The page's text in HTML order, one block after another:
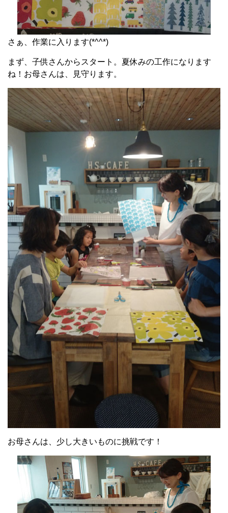
さぁ、作業に入ります(*^^*)
まず、子供さんからスタート。夏休みの工作になります
ね！お母さんは、見守ります。
お母さんは、少し大きいものに挑戦です！